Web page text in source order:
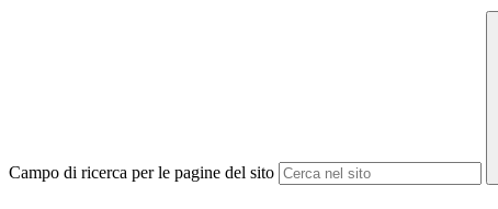
Campo di ricerca per le pagine del sito